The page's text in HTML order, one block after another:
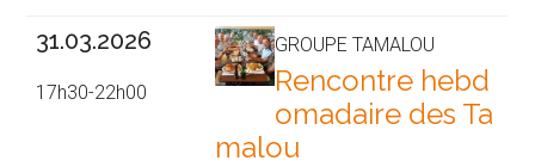
31.03.2026
17h30-22h00
GROUPE TAMALOU
Rencontre hebd
omadaire des Ta
malou